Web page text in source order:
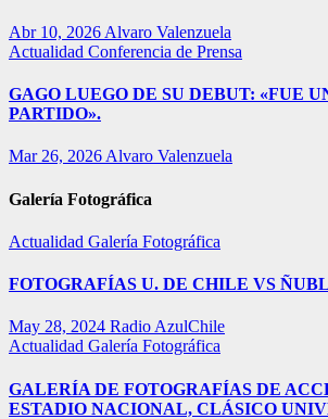
Abr 10, 2026 Alvaro Valenzuela
Actualidad Conferencia de Prensa
GAGO LUEGO DE SU DEBUT: «FUE
PARTIDO».
Mar 26, 2026 Alvaro Valenzuela
Galería Fotográfica
Actualidad Galería Fotográfica
FOTOGRAFÍAS U. DE CHILE VS
May 28, 2024 Radio AzulChile
Actualidad Galería Fotográfica
GALERÍA DE FOTOGRAFÍAS DE
ESTADIO NACIONAL, CLÁSICO